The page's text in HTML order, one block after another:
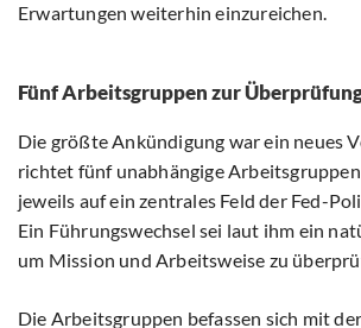
Erwartungen weiterhin einzureichen.
Fünf Arbeitsgruppen zur
Die größte Ankündigung war ein neues
richtet fünf unabhängige Arbeitsgruppen
jeweils auf ein zentrales Feld der Fed-
Ein Führungswechsel sei laut ihm ein
um Mission und Arbeitsweise zu
Die Arbeitsgruppen befassen sich mit